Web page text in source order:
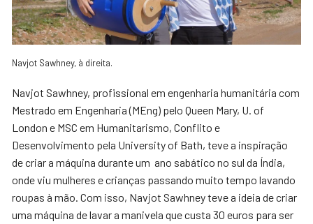
Navjot Sawhney, à direita.
Navjot Sawhney, profissional em engenharia humanitária com
Mestrado em Engenharia (MEng) pelo Queen Mary, U. of
London e MSC em Humanitarismo, Conflito e
Desenvolvimento pela University of Bath, teve a inspiração
de criar a máquina durante um ano sabático no sul da Índia,
onde viu mulheres e crianças passando muito tempo lavando
roupas à mão. Com isso, Navjot Sawhney teve a ideia de criar
uma máquina de lavar a manivela que custa 30 euros para ser